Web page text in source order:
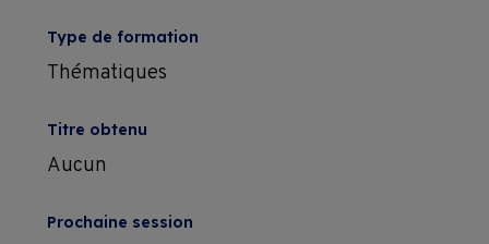
contractuelles
Type de formation
Thématiques
Titre obtenu
Aucun
Prochaine session